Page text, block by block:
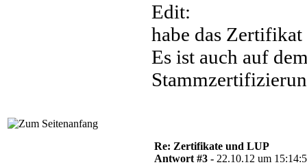
Edit:
habe das
Es ist auch auf
Re: Zertifikate und LUP
Antwort #3 - 22.10.12 um